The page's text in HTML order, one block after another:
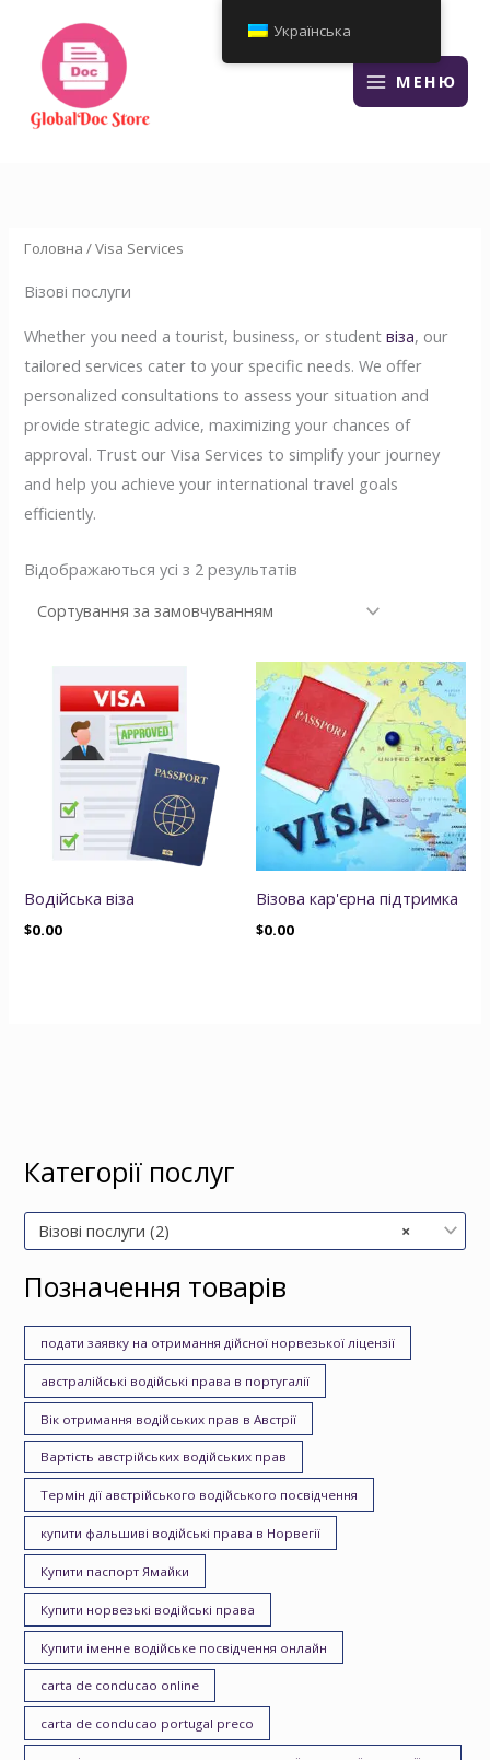
змісту
МЕНЮ
Головна / Visa Services
Візові послуги
Whether you need a tourist, business, or studentвіза, our
tailored services cater to your specific needs. We offer
personalized consultations to assess your situation and
provide strategic advice, maximizing your chances of
approval. Trust our Visa Services to simplify your journey
and help you achieve your international travel goals
efficiently.
Відображаються усі з 2 результатів
Водійська віза
$0.00
Візова кар'єрна підтримка
$0.00
Категорії послуг
×
Візові послуги (2)
Позначення товарів
подати заявку на отримання дійсної норвезької ліцензії
австралійські водійські права в португалії
Вік отримання водійських прав в Австрії
Вартість австрійських водійських прав
Термін дії австрійського водійського посвідчення
купити фальшиві водійські права в Норвегії
Купити паспорт Ямайки
Купити норвезькі водійські права
Купити іменне водійське посвідчення онлайн
carta de conducao online
carta de conducao portugal preco
Українська